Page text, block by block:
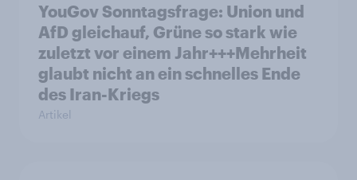
YouGov Sonntagsfrage: Union und
AfD gleichauf, Grüne so stark wie
zuletzt vor einem Jahr+++Mehrheit
glaubt nicht an ein schnelles Ende
des Iran-Kriegs
Artikel